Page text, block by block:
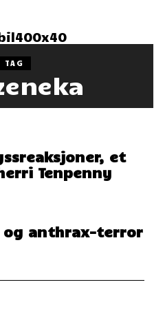
TAG
et
Tenpenny
og anthrax-terror